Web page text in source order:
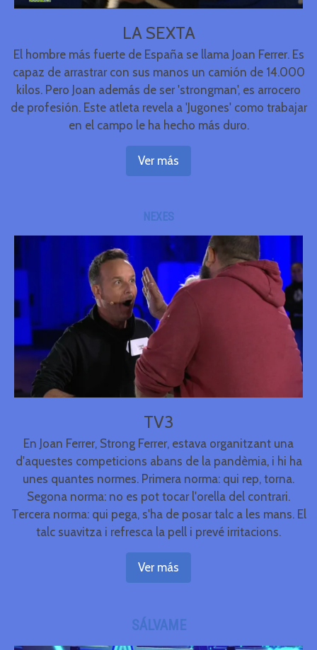
LA SEXTA
El hombre más fuerte de España se llama Joan Ferrer. Es
capaz de arrastrar con sus manos un camión de 14.000
kilos. Pero Joan además de ser 'strongman', es arrocero
de profesión. Este atleta revela a 'Jugones' como trabajar
en el campo le ha hecho más duro.
Ver más
NEXES
TV3
En Joan Ferrer, Strong Ferrer, estava organitzant una
d'aquestes competicions abans de la pandèmia, i hi ha
unes quantes normes. Primera norma: qui rep, torna.
Segona norma: no es pot tocar l'orella del contrari.
Tercera norma: qui pega, s'ha de posar talc a les mans. El
talc suavitza i refresca la pell i prevé irritacions.
Ver más
SÁLVAME